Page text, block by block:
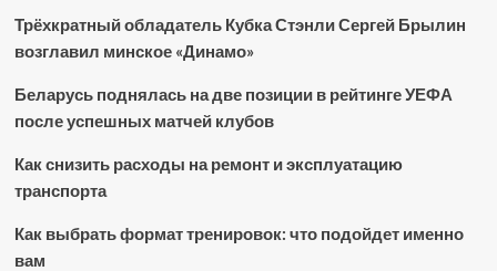
Трёхкратный обладатель Кубка Стэнли Сергей Брылин
возглавил минское «Динамо»
Беларусь поднялась на две позиции в рейтинге УЕФА
после успешных матчей клубов
Как снизить расходы на ремонт и эксплуатацию
транспорта
Как выбрать формат тренировок: что подойдет именно
вам